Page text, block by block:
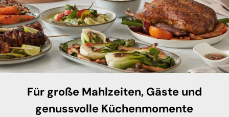
Für große Mahlzeiten, Gäste und
genussvolle Küchenmomente